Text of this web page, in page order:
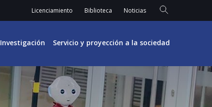
Licenciamiento Biblioteca Noticias
Investigación Servicio y proyección a la sociedad